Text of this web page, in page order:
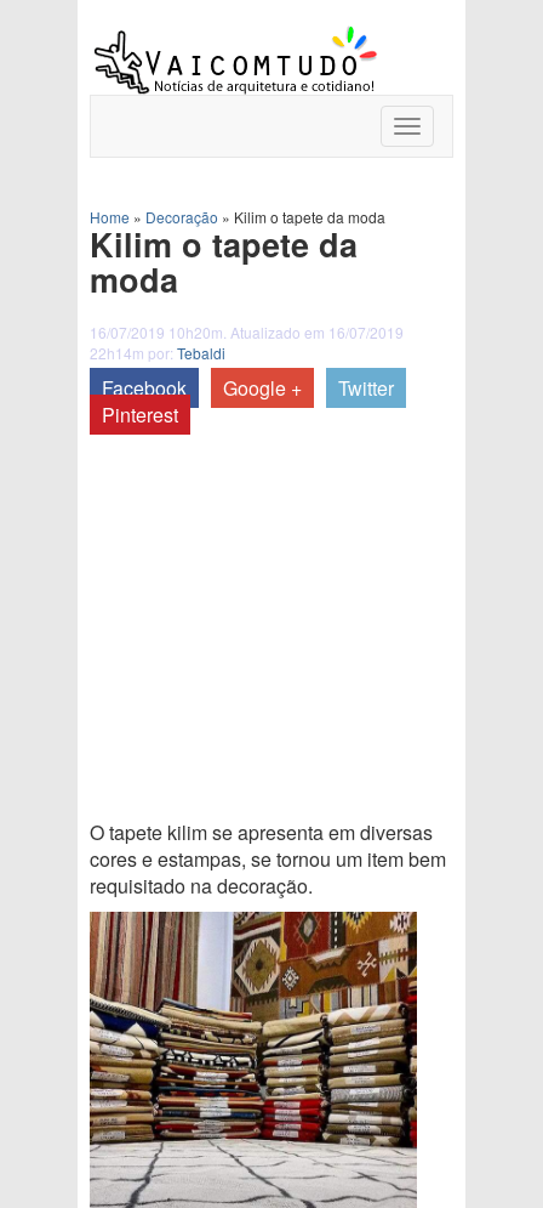
Toggle
navigation
Home » Decoração » Kilim o tapete da moda
Kilim o tapete da
moda
16/07/2019 10h20m. Atualizado em 16/07/2019
22h14m por: Tebaldi
Facebook Google +
Twitter
Pinterest
O tapete kilim se apresenta em diversas
cores e estampas, se tornou um item bem
requisitado na decoração.